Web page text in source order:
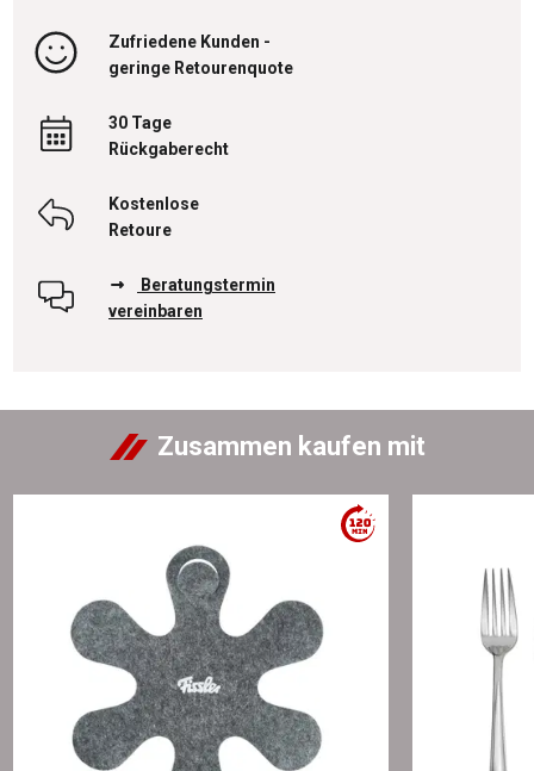
Zufriedene Kunden -
geringe Retourenquote
30 Tage
Rückgaberecht
Kostenlose
Retoure
Beratungstermin
vereinbaren
Zusammen kaufen mit